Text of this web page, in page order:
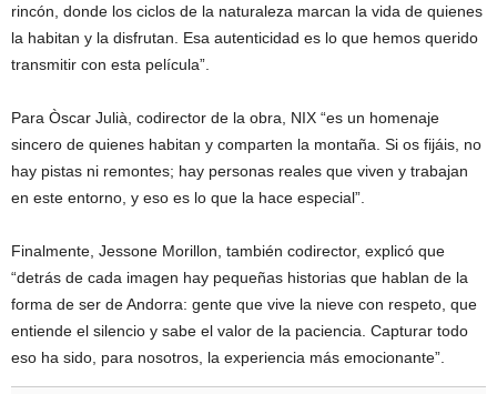
rincón, donde los ciclos de la naturaleza marcan la vida de quienes
la habitan y la disfrutan. Esa autenticidad es lo que hemos querido
transmitir con esta película”.
Para Òscar Julià, codirector de la obra, NIX “es un homenaje
sincero de quienes habitan y comparten la montaña. Si os fijáis, no
hay pistas ni remontes; hay personas reales que viven y trabajan
en este entorno, y eso es lo que la hace especial”.
Finalmente, Jessone Morillon, también codirector, explicó que
“detrás de cada imagen hay pequeñas historias que hablan de la
forma de ser de Andorra: gente que vive la nieve con respeto, que
entiende el silencio y sabe el valor de la paciencia. Capturar todo
eso ha sido, para nosotros, la experiencia más emocionante”.